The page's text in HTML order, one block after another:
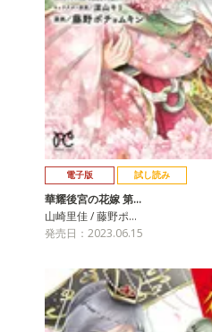
電子版 試し読み
華耀後宮の花嫁 第…
山崎里佳 / 藤野ポ…
発売日：2023.06.15